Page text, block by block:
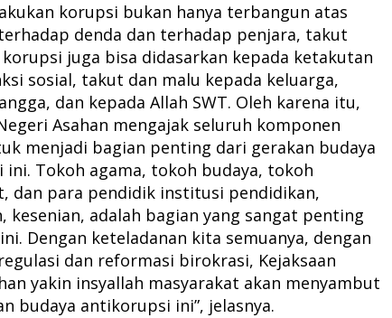
korupsi bukan hanya terbangun atas
denda dan terhadap penjara, takut
juga bisa didasarkan kepada ketakutan
sosial, takut dan malu kepada keluarga,
dan kepada Allah SWT. Oleh karena itu,
Asahan mengajak seluruh komponen
menjadi bagian penting dari gerakan budaya
Tokoh agama, tokoh budaya, tokoh
dan para pendidik institusi pendidikan,
kesenian, adalah bagian yang sangat penting
Dengan keteladanan kita semuanya, dengan
dan reformasi birokrasi, Kejaksaan
yakin insyallah masyarakat akan menyambut
budaya antikorupsi ini”, jelasnya.